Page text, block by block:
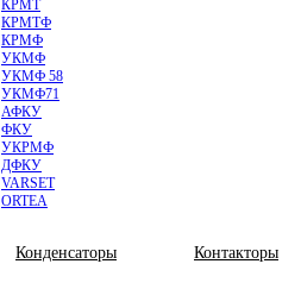
КРМТ
КРМТФ
КРМФ
УКМФ
УКМФ 58
УКМФ71
АФКУ
ФКУ
УКРМФ
ДФКУ
VARSET
ORTEA
Конденсаторы Контакторы